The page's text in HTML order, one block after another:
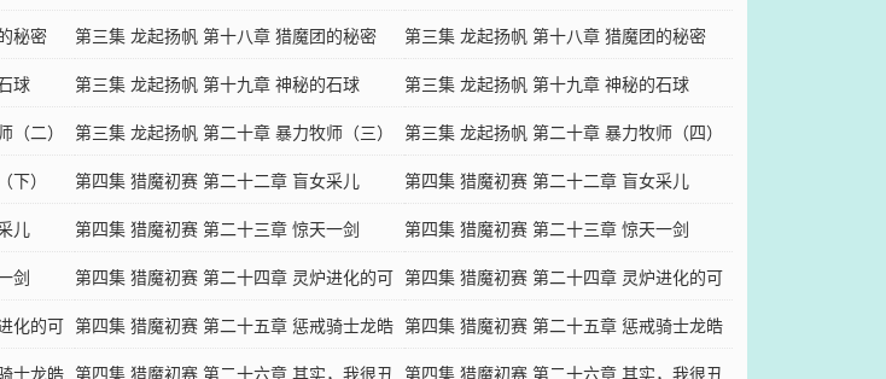
（三）
（四）
秘密
第三集 龙起扬帆 第十八章 猎魔团的秘密
（三）
第三集 龙起扬帆 第十八章 猎魔团的秘密
（四）.
球
第三集 龙起扬帆 第十九章 神秘的石球
（三）
第三集 龙起扬帆 第十九章 神秘的石球
（四）
二） 第三集 龙起扬帆 第二十章 暴力牧师（三）
第三集 龙起扬帆 第二十章 暴力牧师（四）
）
第四集 猎魔初赛 第二十二章 盲女采儿
（一）
第四集 猎魔初赛 第二十二章 盲女采儿
（二）
儿
第四集 猎魔初赛 第二十三章 惊天一剑
（一）
第四集 猎魔初赛 第二十三章 惊天一剑
（二）
剑
第四集 猎魔初赛 第二十四章 灵炉进化的可
能（一）
第四集 猎魔初赛 第二十四章 灵炉进化的可
能（二）
化的可 第四集 猎魔初赛 第二十五章 惩戒骑士龙皓
晨（一）
第四集 猎魔初赛 第二十五章 惩戒骑士龙皓
晨（二）
士龙皓 第四集 猎魔初赛 第二十六章 其实，我很丑 第四集 猎魔初赛 第二十六章 其实，我很丑